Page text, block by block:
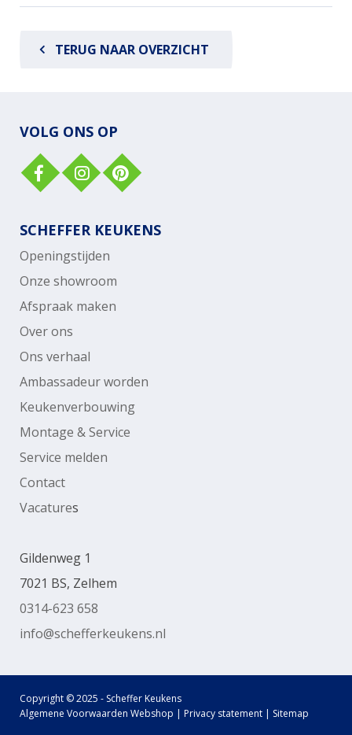
TERUG NAAR OVERZICHT
VOLG ONS OP
SCHEFFER KEUKENS
Openingstijden
Onze showroom
Afspraak maken
Over ons
Ons verhaal
Ambassadeur worden
Keukenverbouwing
Montage & Service
Service melden
Contact
Vacatures
Gildenweg 1
7021 BS, Zelhem
0314-623 658
info@schefferkeukens.nl
Copyright © 2025 - Scheffer Keukens
Algemene Voorwaarden Webshop | Privacy statement | Sitemap